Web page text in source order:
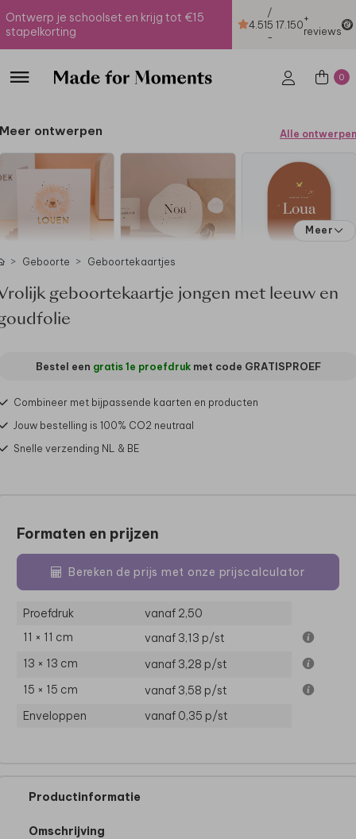
Ontwerp je schoolset en krijg tot €15
stapelkorting
4.51
/
5
-
17.150+
reviews
0
Meer ontwerpen Alle ontwerpen
Meer
Geboorte Geboortekaartjes
geboortekaartje jongen met leeuw en
Bestel een gratis 1e proefdrukmet code GRATISPROEF
Combineer met bijpassende kaarten en producten
Jouw bestelling is 100% CO2 neutraal
Snelle verzending NL & BE
Formaten en prijzen
Bereken de prijs met onze prijscalculator
Proefdruk
vanaf 2,50
11 × 11 cm
vanaf 3,13 p/st
13 × 13 cm
vanaf 3,28 p/st
15 × 15 cm
vanaf 3,58 p/st
Enveloppen
vanaf 0,35 p/st
Productinformatie
Omschrijving